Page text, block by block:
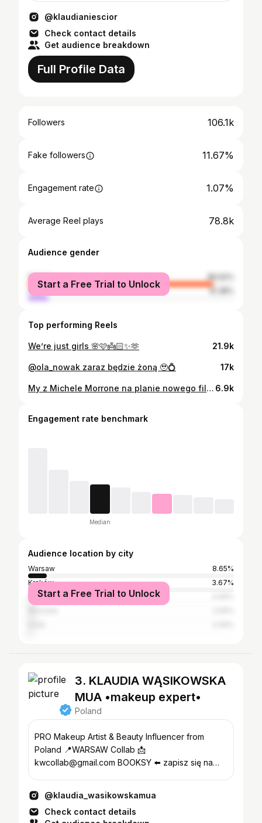
@klaudianiescior
Check contact details
Get audience breakdown
Full Profile Data
Followers 106.1k
Fake followers 11.67%
Engagement rate 1.07%
Average Reel plays 78.8k
Audience gender
female
89.62%
male
10.38%
Start a Free Trial to Unlock
Top performing Reels
We’re just girls 🌸🩷👼🏻✨🫶 21.9k
@ola_nowak zaraz będzie żoną 🥹💍 17k
My z Michele Morrone na planie nowego filmu 🎥 Tak spędzamy 1 kwietnia 😉 #primaaprilis 6.9k
Engagement rate benchmark
Median
Audience location by city
Warsaw
8.65%
Kraków
3.67%
Poznań
Start a Free Trial to Unlock
3. KLAUDIA WĄSIKOWSKA
MUA •makeup expert•
Poland
PRO Makeup Artist & Beauty Influencer from
Poland 📍WARSAW Collab 📩
kwcollab@gmail.com BOOKSY ⬅️ zapisz się na
@klaudia_wasikowskamua
Check contact details